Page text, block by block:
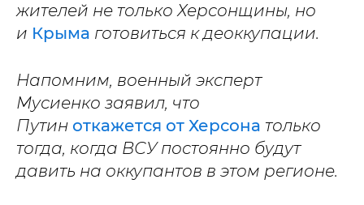
жителей не только Херсонщины, но
и Крыма готовиться к деоккупации.
Напомним, военный эксперт
Мусиенко заявил, что
Путин откажется от Херсона только
тогда, когда ВСУ постоянно будут
давить на оккупантов в этом регионе.